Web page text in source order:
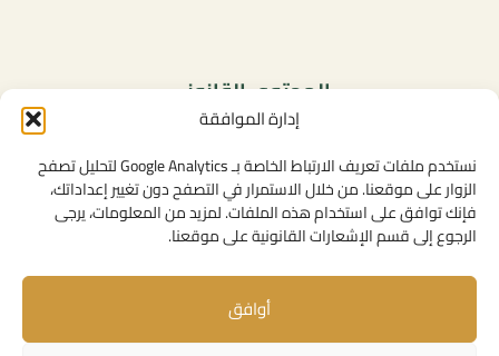
إدارة الموافقة
نستخدم ملفات تعريف الارتباط الخاصة بـ Google Analytics لتحليل تصفح
الزوار على موقعنا. من خلال الاستمرار في التصفح دون تغيير إعداداتك،
فإنك توافق على استخدام هذه الملفات. لمزيد من المعلومات، يرجى
الرجوع إلى قسم الإشعارات القانونية على موقعنا.
أوافق
المحتوى القانوني
سياسة الخصوصية
شروط الاستخدام العامة
الإشعارات القانونية
سياسة ملفات تعريف الارتباط (الكوكيز)
روابط مفيدة